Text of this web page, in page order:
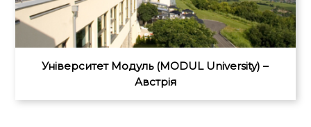
Університет Модуль (MODUL University) –
Австрія